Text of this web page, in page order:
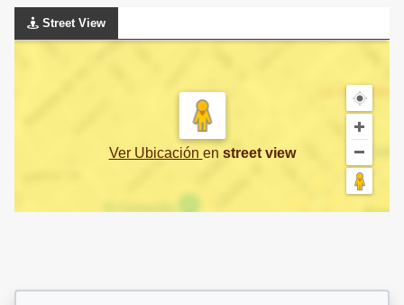
Street View
Ver Ubicación en street view